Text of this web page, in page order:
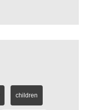
children